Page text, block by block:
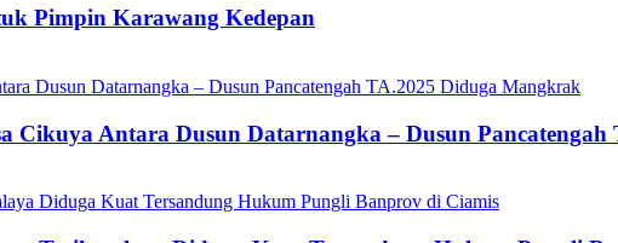
Pimpin Karawang Kedepan
Cikuya Antara Dusun Datarnangka – Dusun